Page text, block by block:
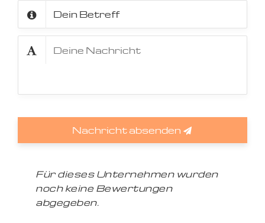
Nachricht absenden
Für dieses Unternehmen wurden
noch keine Bewertungen
abgegeben.